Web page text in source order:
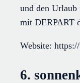
und den Urlaub
mit DERPART
Website:
6.